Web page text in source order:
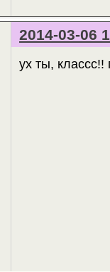
2014-03-06
ух ты,